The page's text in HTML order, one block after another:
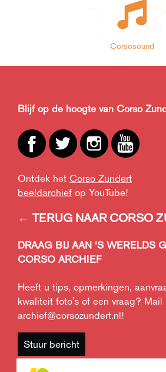
Corsosound
Blijf op de hoogte van Corso
Ontdek het Corso Zundert
beeldarchief op YouTube!
← TERUG NAAR CORSO
DRAAG BIJ AAN ‘S WERELDS
CORSO ARCHIEF
Heeft u tips, opmerkingen,
kwaliteit foto's of een vraag? Mail
archief@corsozundert.nl!
Stuur bericht